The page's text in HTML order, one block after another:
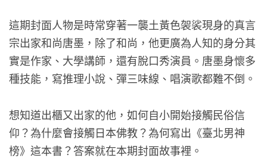
這期封面人物是時常穿著一襲土黃色袈裟現身的真言
宗出家和尚唐墨，除了和尚，他更廣為人知的身分其
實是作家、大學講師，還有脫口秀演員。唐墨身懷多
種技能，寫推理小說、彈三味線、唱演歌都難不倒。
想知道出櫃又出家的他，如何自小開始接觸民俗信
仰？為什麼會接觸日本佛教？為何寫出《臺北男神
榜》這本書？答案就在本期封面故事裡。